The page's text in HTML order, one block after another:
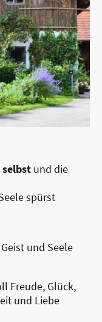
selbst und die
spürst
und Seele
Freude, Glück,
und Liebe